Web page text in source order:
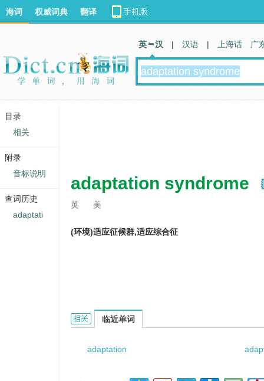
adaptation syndrome
英 美
(环境)适应征候群,适应综合征
adaptation syndrome的相关资料：
临近单词
adaptation
海词 权威词典 翻译
英 汉 | 汉语 | 上海话 广
目录
相关
附录
音标说明
查词历史
adaptati